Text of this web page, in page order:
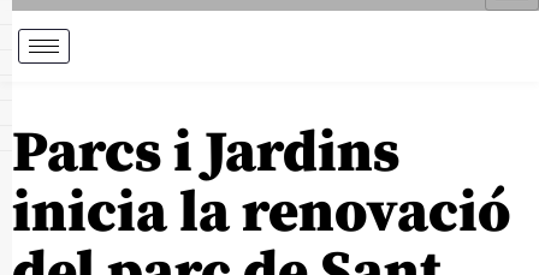
Parcs i Jardins
inicia la renovació